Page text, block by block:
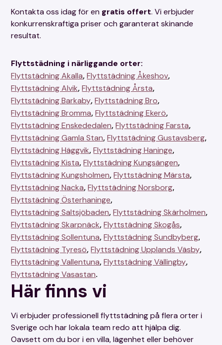
Kontakta oss idag för en gratis offert. Vi erbjuder
konkurrenskraftiga priser och garanterat skinande
resultat.
Flyttstädning i närliggande orter:
Flyttstädning Akalla,Flyttstädning Åkeshov,
Flyttstädning Alvik,Flyttstädning Årsta,
Flyttstädning Barkaby,Flyttstädning Bro,
Flyttstädning Bromma,Flyttstädning Ekerö,
Flyttstädning Enskededalen,Flyttstädning Farsta,
Flyttstädning Gamla Stan,Flyttstädning Gustavsberg,
Flyttstädning Häggvik,Flyttstädning Haninge,
Flyttstädning Kista,Flyttstädning Kungsängen,
Flyttstädning Kungsholmen,Flyttstädning Märsta,
Flyttstädning Nacka,Flyttstädning Norsborg,
Flyttstädning Österhaninge,
Flyttstädning Saltsjöbaden,Flyttstädning Skärholmen,
Flyttstädning Skarpnäck,Flyttstädning Skogås,
Flyttstädning Sollentuna,Flyttstädning Sundbyberg,
Flyttstädning Tyresö,Flyttstädning Upplands Väsby,
Flyttstädning Vallentuna,Flyttstädning Vällingby,
Flyttstädning Vasastan.
Här finns vi
Vi erbjuder professionell flyttstädning på flera orter i
Sverige och har lokala team redo att hjälpa dig.
Oavsett om du bor i en villa, lägenhet eller behöver